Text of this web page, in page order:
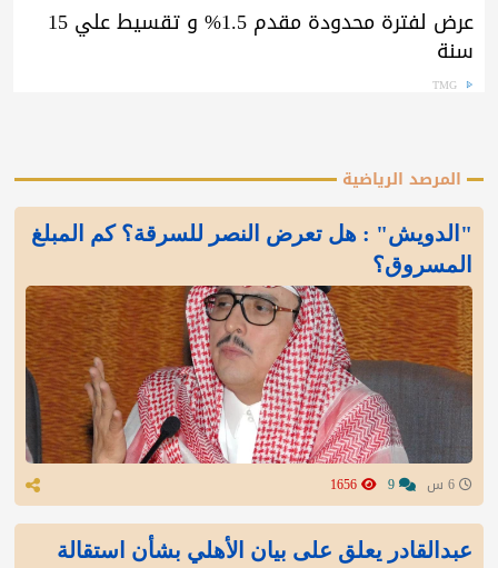
عرض لفترة محدودة مقدم 1.5% و تقسيط علي 15
سنة
TMG
المرصد الرياضية
"الدويش" : هل تعرض النصر للسرقة؟ كم المبلغ
المسروق؟
عبدالقادر يعلق على بيان الأهلي بشأن استقالة